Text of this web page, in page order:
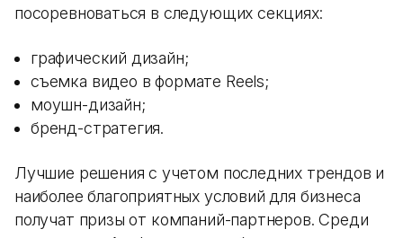
посоревноваться в следующих секциях:
графический дизайн;
съемка видео в формате Reels;
моушн-дизайн;
бренд-стратегия.
Лучшие решения с учетом последних трендов и
наиболее благоприятных условий для бизнеса
получат призы от компаний-партнеров. Среди